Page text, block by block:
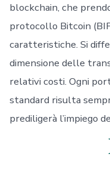
blockchain, che
protocollo Bitcoin
caratteristiche. Si
dimensione delle
relativi costi. Ogni
standard risulta
prediligerà l’impiego